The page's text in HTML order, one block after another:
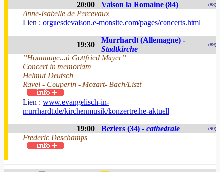
20:00 Vaison la Romaine (84) (88)
Anne-Isabelle de Percevaux
Lien : orguesdevaison.e-monsite.com/pages/concerts.html
19:30
Murrhardt (Allemagne) -
Stadtkirche
(89)
”Hommage...à Gottfried Mayer”
Concert in memoriam
Helmut Deutsch
Ravel - Couperin - Mozart- Bach/Liszt
Lien : www.evangelisch-in-
murrhardt.de/kirchenmusik/konzertreihe-aktuell
19:00 Beziers (34) - cathedrale (90)
Frederic Deschamps